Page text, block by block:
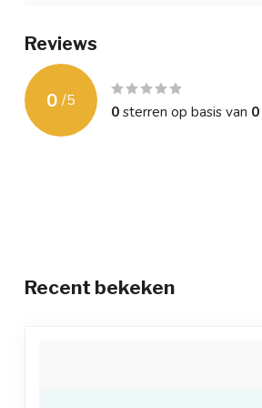
Reviews
0 /5
0sterren op basis van 0
Recent bekeken